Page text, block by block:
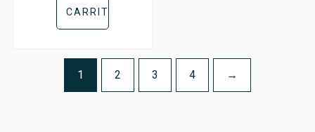
CARRITO
1 2 3 4 →